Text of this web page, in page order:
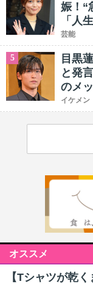
娠！“
「人
芸能
5
目黒
と発
のメ
イケメン
オススメ
【Tシャツが乾